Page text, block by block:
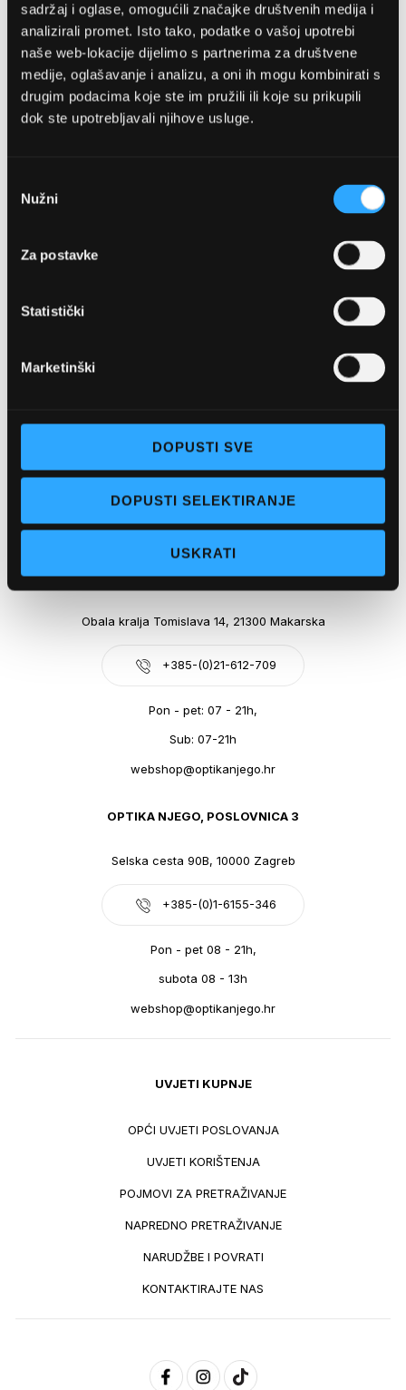
sadržaj i oglase, omogućili značajke društvenih medija i
analizirali promet. Isto tako, podatke o vašoj upotrebi
naše web-lokacije dijelimo s partnerima za društvene
medije, oglašavanje i analizu, a oni ih mogu kombinirati s
drugim podacima koje ste im pružili ili koje su prikupili
dok ste upotrebljavali njihove usluge.
pristanka
Nužni
Za postavke
Statistički
Marketinški
DOPUSTI SVE
DOPUSTI SELEKTIRANJE
USKRATI
USPOREDITE
Detalji
+ 385-(0)21-652-102
Pon - pet: 08 - 22h,
Sub: 08 - 22h
webshop@optikanjego.hr
OPTIKA NJEGO, POSLOVNICA 2
Obala kralja Tomislava 14, 21300 Makarska
+385-(0)21-612-709
Pon - pet: 07 - 21h,
Sub: 07-21h
webshop@optikanjego.hr
OPTIKA NJEGO, POSLOVNICA 3
Selska cesta 90B, 10000 Zagreb
+385-(0)1-6155-346
Pon - pet 08 - 21h,
subota 08 - 13h
webshop@optikanjego.hr
UVJETI KUPNJE
OPĆI UVJETI POSLOVANJA
UVJETI KORIŠTENJA
POJMOVI ZA PRETRAŽIVANJE
NAPREDNO PRETRAŽIVANJE
NARUDŽBE I POVRATI
KONTAKTIRAJTE NAS